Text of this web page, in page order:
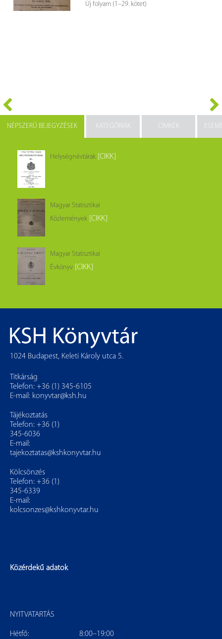
Új folyam (1–29. kötet)
NÉPSZERŰ BEJEGYZÉSEK KATEGÓRIÁK CÍMKÉK
Helységnévtárak [CIKK]
Magyar Statisztikai
Közlemények [CIKK]
Magyar Statisztikai
Évkönyv [CIKK]
1024 Budapest, Keleti Károly utca 5.
Titkárság
Telefon: +36 (1) 345-6105
E-mail: konyvtar@ksh.hu
Tájékoztatás
Telefon: +36 (1)
345-6036
E-mail:
tajekoztatas@kshkonyvtar.hu
Kölcsönzés
Telefon: +36 (1)
345-6339
E-mail:
kolcsonzes@kshkonyvtar.hu
Közérdekű adatok
NYITVATARTÁS
Hétfő: 8:00–19:00